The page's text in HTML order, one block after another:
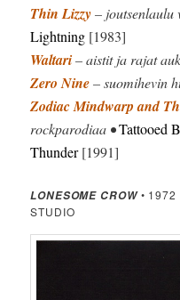
Thin Lizzy–
Lightning [1983]
Waltari– aistit ja rajat
Zero Nine– suomihevin
Zodiac Mindwarp and
rockparodiaa •Tattooed
Thunder[1991]
LONESOME CROW• 1972
STUDIO